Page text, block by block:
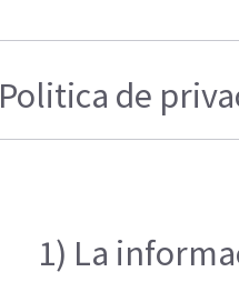
Politica de
1) La